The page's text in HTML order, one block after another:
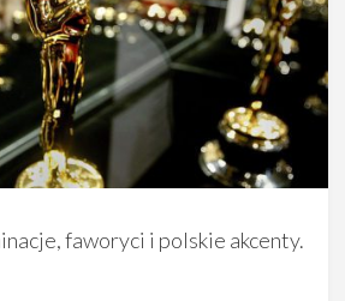
faworyci i polskie akcenty.